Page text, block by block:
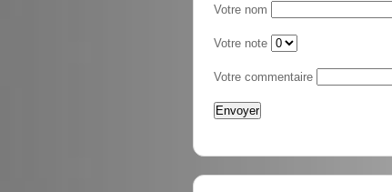
Votre nom
Votre note
Votre commentaire